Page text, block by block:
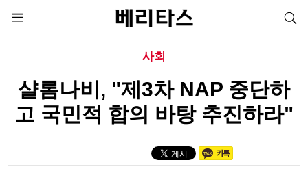
사회
샬롬나비, "제3차 NAP 중단하
고 국민적 합의 바탕 추진하라"